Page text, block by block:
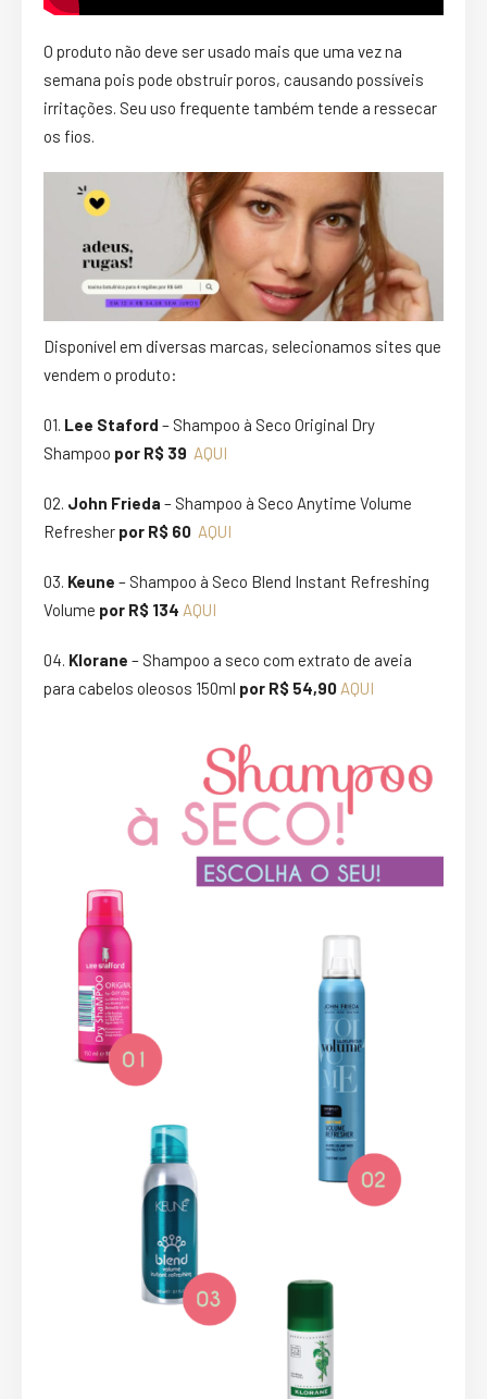
O produto não deve ser usado mais que uma vez na
semana pois pode obstruir poros, causando possíveis
irritações. Seu uso frequente também tende a ressecar
os fios.
Disponível em diversas marcas, selecionamos sites que
vendem o produto:
01. Lee Staford – Shampoo à Seco Original Dry
Shampoo por R$ 39 AQUI
02. John Frieda – Shampoo à Seco Anytime Volume
Refresher por R$ 60 AQUI
03. Keune – Shampoo à Seco Blend Instant Refreshing
Volume por R$ 134 AQUI
04. Klorane – Shampoo a seco com extrato de aveia
para cabelos oleosos 150ml por R$ 54,90 AQUI